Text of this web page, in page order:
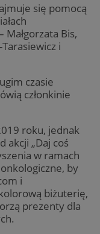
się pomocą
Bis,
i
czasie
członkinie
roku, jednak
akcji „Daj coś
w ramach
by
i
biżuterię,
prezenty dla